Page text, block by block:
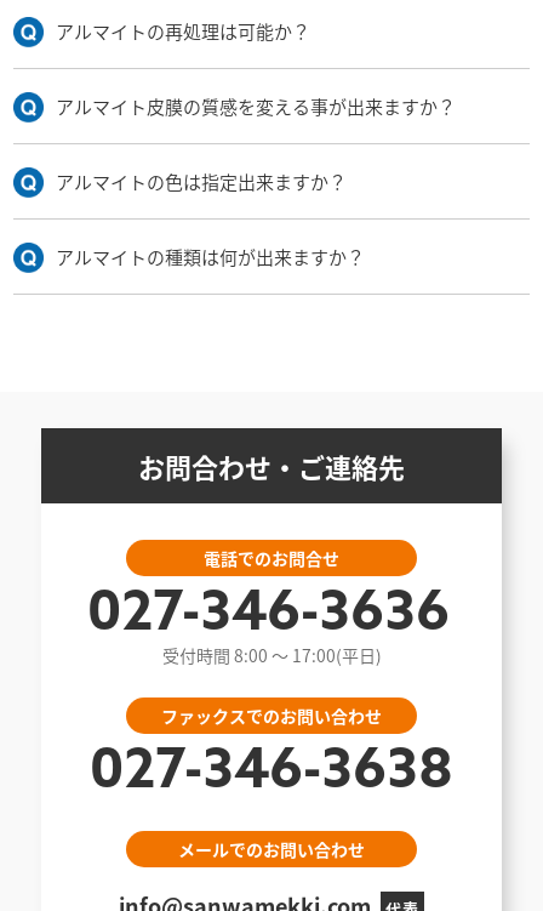
アルマイトの再処理は可能か？
アルマイト皮膜の質感を変える事が出来ますか？
アルマイトの色は指定出来ますか？
アルマイトの種類は何が出来ますか？
お問合わせ・ご連絡先
電話でのお問合せ
027-346-3636
受付時間 8:00 〜 17:00(平日)
ファックスでのお問い合わせ
027-346-3638
メールでのお問い合わせ